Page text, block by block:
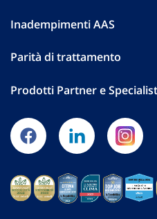
Inadempimenti AAS
Parità di trattamento
Prodotti Partner e